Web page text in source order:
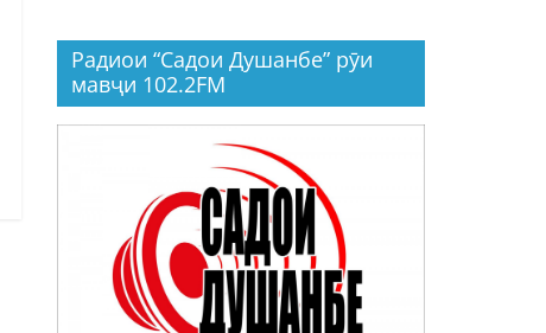
Радиои “Садои Душанбе” рӯи
мавҷи 102.2FM